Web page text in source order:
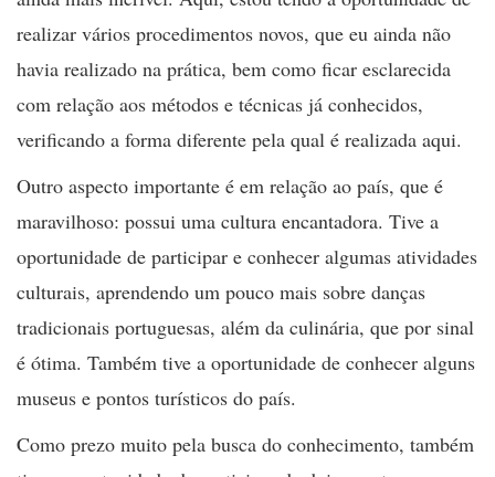
realizar vários procedimentos novos, que eu ainda não
havia realizado na prática, bem como ficar esclarecida
com relação aos métodos e técnicas já conhecidos,
verificando a forma diferente pela qual é realizada aqui.
Outro aspecto importante é em relação ao país, que é
maravilhoso: possui uma cultura encantadora. Tive a
oportunidade de participar e conhecer algumas atividades
culturais, aprendendo um pouco mais sobre danças
tradicionais portuguesas, além da culinária, que por sinal
é ótima. Também tive a oportunidade de conhecer alguns
museus e pontos turísticos do país.
Como prezo muito pela busca do conhecimento, também